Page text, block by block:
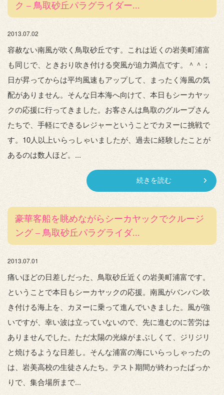
ク – 鳥取砂丘パラグライダー...
2013.07.02
容赦ない南風が吹く鳥取砂丘です。これは近くの岩美町浦富
も同じで、ときおり吹き付ける突風が迫力満点です。＾＾；
日が昇ってからは平均風速もアップして、まったく海風の気
配がありません。そんな日本海へ向けて、本日もシーカヤッ
クの応援に行ってきました。お客さんは鳥取のグループさん
たちで、手軽にできるレジャーということでカヌーに挑戦で
す。10人以上いらっしゃいましたが、過去に経験したことが
あるのは数人ほど。...
続きを読む
豪華客船を眺めながらシーカヤックでクルージ
ング – 鳥取砂丘パラグライダ...
2013.07.01
痛いほどの日差しだった、鳥取砂丘近くの岩美町浦富です。
ということで本日もシーカヤックの応援。南風がバンバン吹
き付ける海上を、カヌーに乗って進んでいきました。風が強
いですが、幸い波は立っていないので、先に進むのに苦労は
ありませんでした。ただ太陽の光線がまぶしくて、ジリジリ
と焼けるような日差し。そんな浦富の海にいらっしゃったの
は、岩美高校の生徒さんたち。テスト期間が終わったばっか
りで、集合場所まで...